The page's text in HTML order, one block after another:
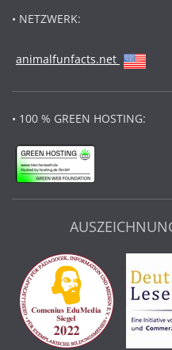
• NETZWERK:
animalfunfacts.net
• 100 % GREEN HOSTING: